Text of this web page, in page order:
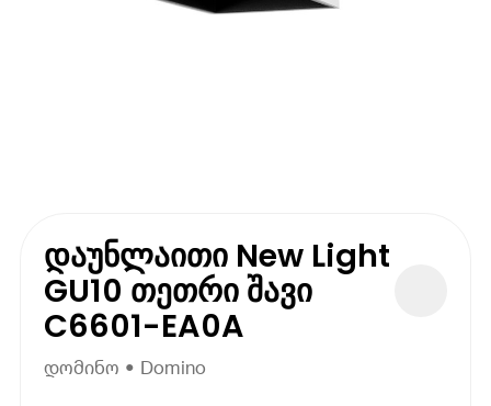
დაუნლაითი New Light
GU10 თეთრი შავი
C6601-EA0A
დომინო • Domino